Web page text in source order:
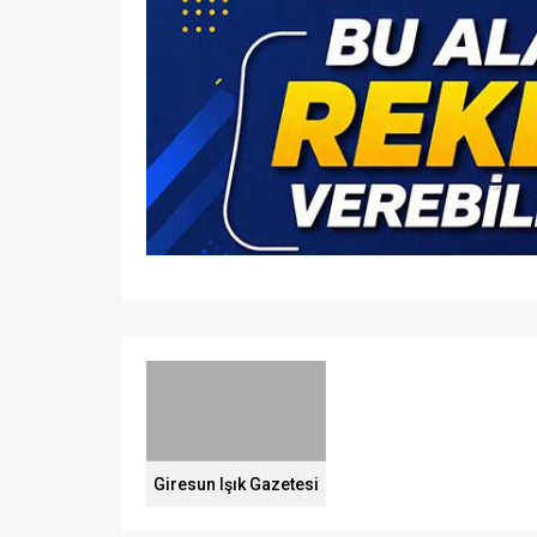
Giresun Işık Gazetesi